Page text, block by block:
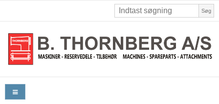
Søg